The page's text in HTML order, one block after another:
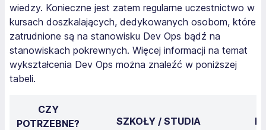
wiedzy. Konieczne jest zatem regularne uczestnictwo w
kursach doszkalających, dedykowanych osobom, które
zatrudnione są na stanowisku Dev Ops bądź na
stanowiskach pokrewnych. Więcej informacji na temat
wykształcenia Dev Ops można znaleźć w poniższej
tabeli.
CZY
POTRZEBNE?
SZKOŁY / STUDIA